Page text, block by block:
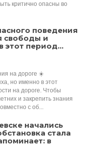
критично опасны во
поведения
свободы и
этот период...
на дороге ☀️
но именно в этот
на дороге. Чтобы
и закрепить знания
с об...
начались
стала
в